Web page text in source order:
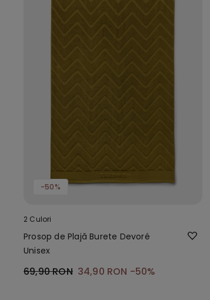
-50%
2 Culori
Prosop de Plajă Burete Devoré
Unisex
69,90 RON 34,90 RON -50%